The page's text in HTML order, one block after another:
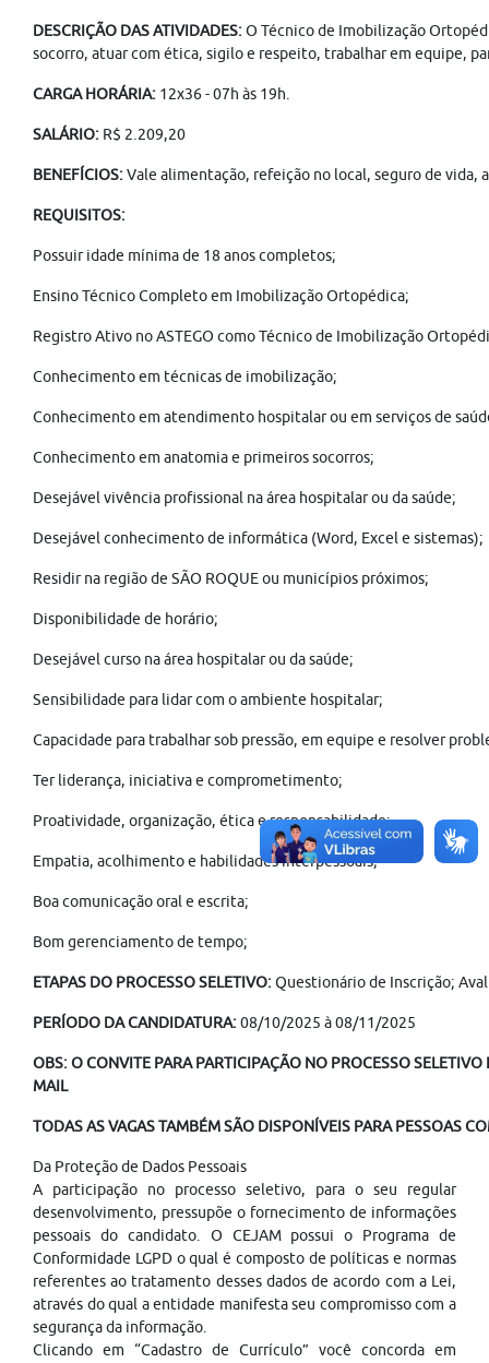
DESCRIÇÃO DAS ATIVIDADES:O Técnico de Imobilização
socorro, atuar com ética, sigilo e respeito, trabalhar em equipe,
CARGA HORÁRIA: 12x36 - 07h às 19h.
SALÁRIO: R$ 2.209,20
BENEFÍCIOS:Vale alimentação, refeição no local, seguro de vida,
REQUISITOS:
Possuir idade mínima de 18 anos completos;
Ensino Técnico Completo em Imobilização Ortopédica;
Registro Ativo no ASTEGO como Técnico de Imobilização
Conhecimento em técnicas de imobilização;
Conhecimento em atendimento hospitalar ou em serviços de
Conhecimento em anatomia e primeiros socorros;
Desejável vivência profissional na área hospitalar ou da saúde;
Desejável conhecimento de informática (Word, Excel e sistemas);
Residir na região de SÃO ROQUE ou municípios próximos;
Disponibilidade de horário;
Desejável curso na área hospitalar ou da saúde;
Sensibilidade para lidar com o ambiente hospitalar;
Capacidade para trabalhar sob pressão, em equipe e resolver
Ter liderança, iniciativa e comprometimento;
Proatividade, organização, ética e responsabilidade;
Empatia, acolhimento e habilidades interpessoais;
Boa comunicação oral e escrita;
Bom gerenciamento de tempo;
ETAPAS DO PROCESSO SELETIVO:Questionário de Inscrição;
PERÍODO DA CANDIDATURA:08/10/2025 à 08/11/2025
OBS: O CONVITE PARA PARTICIPAÇÃO NO PROCESSO SELETIVO
MAIL
TODAS AS VAGAS TAMBÉM SÃO DISPONÍVEIS PARA PESSOAS
Da Proteção de Dados Pessoais
A participação no processo seletivo, para o seu regular
desenvolvimento, pressupõe o fornecimento de informações
pessoais do candidato. O CEJAM possui o Programa de
Conformidade LGPD o qual é composto de políticas e normas
referentes ao tratamento desses dados de acordo com a Lei,
através do qual a entidade manifesta seu compromisso com a
segurança da informação.
Clicando em “Cadastro de Currículo” você concorda em